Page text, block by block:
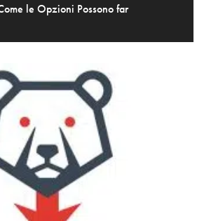
le Opzioni Possono far